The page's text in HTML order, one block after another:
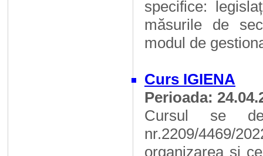
specifice:
măsurile de
modul de
Curs IGIENA
Perioada:
Cursul se
nr.2209/4469/
organizarea și